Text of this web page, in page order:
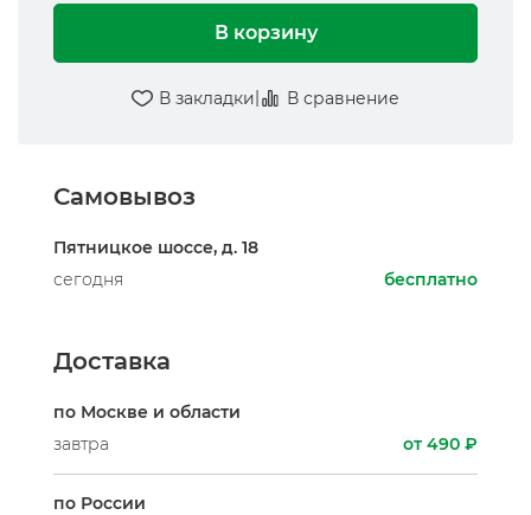
В корзину
В закладки| В сравнение
Самовывоз
Пятницкое шоссе, д. 18
сегодня
бесплатно
Доставка
по Москве и области
завтра
от 490 ₽
по России